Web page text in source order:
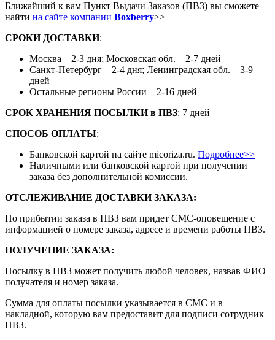
Ближайший к вам Пункт Выдачи Заказов (ПВЗ) вы сможете
найти на сайте компании Boxberry>>
СРОКИ ДОСТАВКИ:
Москва – 2-3 дня; Московская обл. – 2-7 дней
Санкт-Петербург – 2-4 дня; Ленинградская обл. – 3-9
дней
Остальные регионы России – 2-16 дней
СРОК ХРАНЕНИЯ ПОСЫЛКИ в ПВЗ: 7 дней
СПОСОБ ОПЛАТЫ:
Банковской картой на сайте micoriza.ru. Подробнее>>
Наличными или банковской картой при получении
заказа без дополнительной комиссии.
ОТСЛЕЖИВАНИЕ ДОСТАВКИ ЗАКАЗА:
По прибытии заказа в ПВЗ вам придет СМС-оповещение с
информацией о номере заказа, адресе и времени работы ПВЗ.
ПОЛУЧЕНИЕ ЗАКАЗА:
Посылку в ПВЗ может получить любой человек, назвав ФИО
получателя и номер заказа.
Сумма для оплаты посылки указывается в СМС и в
накладной, которую вам предоставит для подписи сотрудник
ПВЗ.